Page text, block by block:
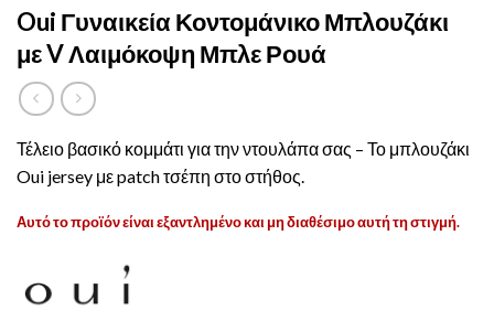
Oui Γυναικεία Κοντομάνικο Μπλουζάκι
με V Λαιμόκοψη Μπλε Ρουά
Τέλειο βασικό κομμάτι για την ντουλάπα σας – Το μπλουζάκι
Oui jersey με patch τσέπη στο στήθος.
Αυτό το προϊόν είναι εξαντλημένο και μη διαθέσιμο αυτή τη στιγμή.